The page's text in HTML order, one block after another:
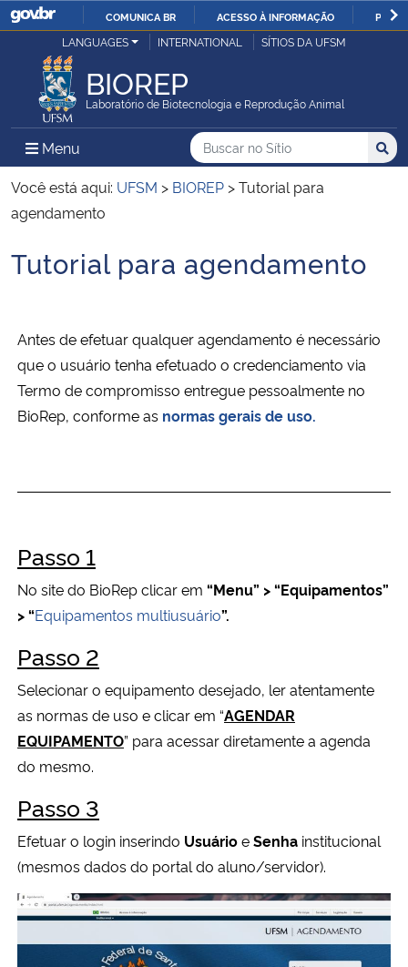
IR
COMUNICA BR ACESSO À INFORMAÇÃO
Ministério da Justiça e Segurança Pública
Ministério da Defesa
Ministério das Relações Exteriores
Ministério da Infraestrutura
Ministério da Educação
Ministério da Cidadania
Ministério da Ciência, Tecnologia, Inovações e Comunicações
Ministério do Meio Ambiente
Ministério do Turismo
Ministério do Desenvolvimento Regional
Controladoria-Geral da União
Ministério da Mulher, da Família e dos Direitos Humanos
Secretaria de Governo
Gabinete de Segurança Institucional
LANGUAGES INTERNATIONAL SÍTIOS DA UFSM
BIOREP
Laboratório de Biotecnologia e Reprodução Animal
Menu Menu Principal do Sítio
Busca
Buscar no no Sítio
Busca:
Você está aqui: UFSM > BIOREP >Tutorial para
agendamento
Início do conteúdo
Tutorial para agendamento
Antes de efetuar qualquer agendamento é necessário
que o usuário tenha efetuado o credenciamento via
Termo de compromisso entregue pessoalmente no
BioRep, conforme as normas gerais de uso.
Passo 1
No site do BioRep clicar em “Menu” > “Equipamentos”
> “Equipamentos multiusuário”.
Passo 2
Selecionar o equipamento desejado, ler atentamente
as normas de uso e clicar em “AGENDAR
EQUIPAMENTO” para acessar diretamente a agenda
do mesmo.
Passo 3
Efetuar o login inserindo UsuárioeSenha institucional
(mesmos dados do portal do aluno/servidor).